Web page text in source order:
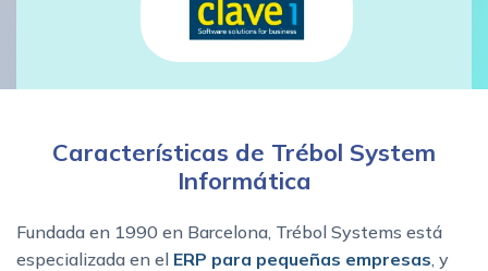
Características de Trébol System
Informática
Fundada en 1990 en Barcelona, Trébol Systems está
especializada en el ERP para pequeñas empresas , y